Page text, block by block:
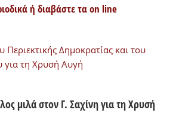
ή διαβάστε τα on line
Περιεκτικής Δημοκρατίας και του
τη Χρυσή Αυγή
μιλά στον Γ. Σαχίνη για τη Χρυσή